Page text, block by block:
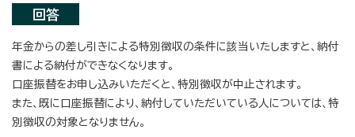
回答
年金からの差し引きによる特別徴収の条件に該当いたしますと、納付
書による納付ができなくなります。
口座振替をお申し込みいただくと、特別徴収が中止されます。
また、既に口座振替により、納付していただいている人については、特
別徴収の対象となりません。